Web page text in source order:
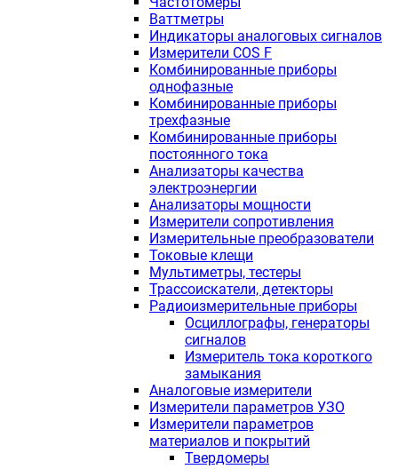
Ваттметры
Индикаторы аналоговых сигналов
Измерители COS F
Комбинированные приборы
однофазные
Комбинированные приборы
трехфазные
Комбинированные приборы
постоянного тока
Анализаторы качества
электроэнергии
Анализаторы мощности
Измерители сопротивления
Измерительные преобразователи
Токовые клещи
Мультиметры, тестеры
Трассоискатели, детекторы
Радиоизмерительные приборы
Осциллографы, генераторы
сигналов
Измеритель тока короткого
замыкания
Аналоговые измерители
Измерители параметров УЗО
Измерители параметров
материалов и покрытий
Твердомеры